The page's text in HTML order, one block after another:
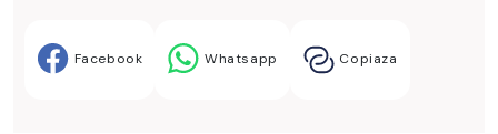
Facebook Whatsapp Copiaza